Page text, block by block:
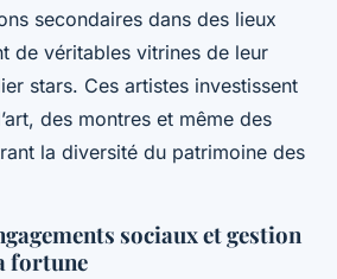
secondaires dans des lieux
de véritables vitrines de leur
stars. Ces artistes investissent
des montres et même des
la diversité du patrimoine des
sociaux et gestion
fortune